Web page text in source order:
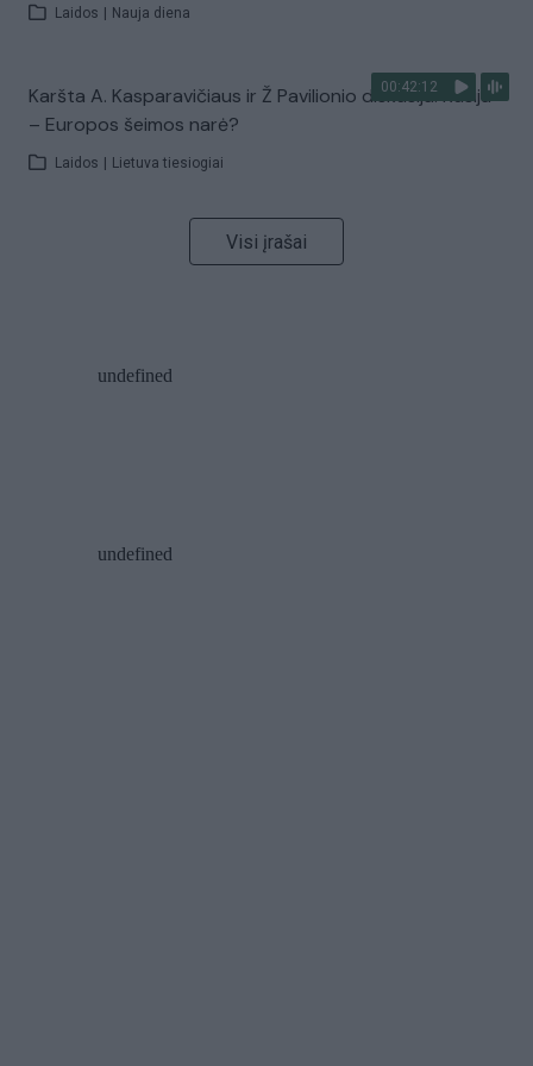
Laidos Nauja diena
00:42:12
Karšta A. Kasparavičiaus ir Ž Pavilionio diskusija: Rusija
– Europos šeimos narė?
Laidos Lietuva tiesiogiai
Visi įrašai